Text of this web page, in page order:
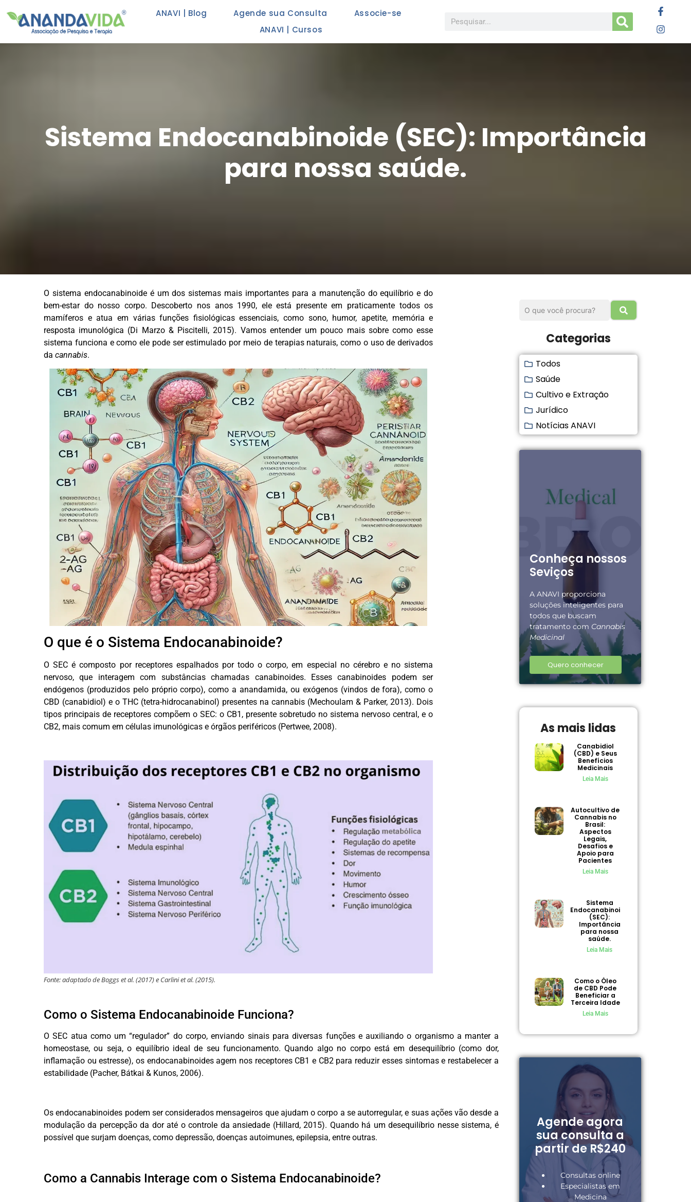
ANAVI | Blog Agende sua Consulta
Associe-se
ANAVI | Cursos
Sistema Endocanabinoide (SEC): Importância
para nossa saúde.
O sistema endocanabinoide é um dos sistemas mais importantes para a manutenção do equilíbrio e do
bem-estar do nosso corpo. Descoberto nos anos 1990, ele está presente em praticamente todos os
mamíferos e atua em várias funções fisiológicas essenciais, como sono, humor, apetite, memória e
resposta imunológica (Di Marzo & Piscitelli, 2015). Vamos entender um pouco mais sobre como esse
sistema funciona e como ele pode ser estimulado por meio de terapias naturais, como o uso de derivados
da cannabis.
O que é o Sistema Endocanabinoide?
O SEC é composto por receptores espalhados por todo o corpo, em especial no cérebro e no sistema
nervoso, que interagem com substâncias chamadas canabinoides. Esses canabinoides podem ser
endógenos (produzidos pelo próprio corpo), como a anandamida, ou exógenos (vindos de fora), como o
CBD (canabidiol) e o THC (tetra-hidrocanabinol) presentes na cannabis (Mechoulam & Parker, 2013). Dois
tipos principais de receptores compõem o SEC: o CB1, presente sobretudo no sistema nervoso central, e o
CB2, mais comum em células imunológicas e órgãos periféricos (Pertwee, 2008).
Fonte: adaptado de Boggs et al. (2017) e Carlini et al. (2015).
Como o Sistema Endocanabinoide Funciona?
O SEC atua como um “regulador” do corpo, enviando sinais para diversas funções e auxiliando o organismo a manter a
homeostase, ou seja, o equilíbrio ideal de seu funcionamento. Quando algo no corpo está em desequilíbrio (como dor,
inflamação ou estresse), os endocanabinoides agem nos receptores CB1 e CB2 para reduzir esses sintomas e restabelecer a
estabilidade (Pacher, Bátkai & Kunos, 2006).
Os endocanabinoides podem ser considerados mensageiros que ajudam o corpo a se autorregular, e suas ações vão desde a
modulação da percepção da dor até o controle da ansiedade (Hillard, 2015). Quando há um desequilíbrio nesse sistema, é
possível que surjam doenças, como depressão, doenças autoimunes, epilepsia, entre outras.
Como a Cannabis Interage com o Sistema Endocanabinoide?
Categorias
Todos
Saúde
Cultivo e Extração
Jurídico
Notícias ANAVI
Conheça nossos
Seviços
A ANAVI proporciona
soluções inteligentes para
todos que buscam
tratamento com Cannabis
Medicinal
Quero conhecer
As mais lidas
Canabidiol
(CBD) e Seus
Benefícios
Medicinais
Leia Mais
Autocultivo de
Cannabis no
Brasil:
Aspectos
Legais,
Desafios e
Apoio para
Pacientes
Leia Mais
Sistema
Endocanabinoide
(SEC):
Importância
para nossa
saúde.
Leia Mais
Como o Óleo
de CBD Pode
Beneficiar a
Terceira Idade
Leia Mais
Agende agora
sua consulta a
partir de R$240
Consultas online
Especialistas em
Medicina